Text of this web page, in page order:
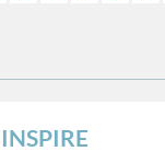
INSPIRE